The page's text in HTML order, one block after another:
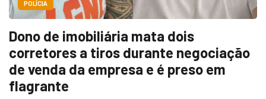
POLÍCIA
Dono de imobiliária mata dois
corretores a tiros durante negociação
de venda da empresa e é preso em
flagrante